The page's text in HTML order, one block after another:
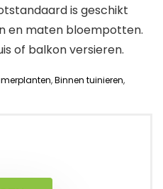
is geschikt
en maten bloempotten.
of balkon versieren.
,Binnen tuinieren,